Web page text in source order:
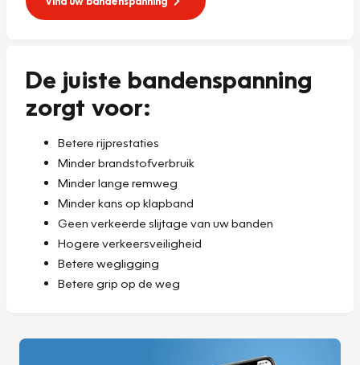
De juiste bandenspanning
zorgt voor:
Betere rijprestaties
Minder brandstofverbruik
Minder lange remweg
Minder kans op klapband
Geen verkeerde slijtage van uw banden
Hogere verkeersveiligheid
Betere wegligging
Betere grip op de weg